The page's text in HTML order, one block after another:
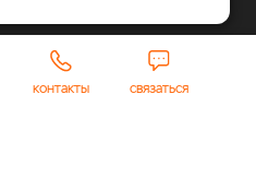
контакты связаться